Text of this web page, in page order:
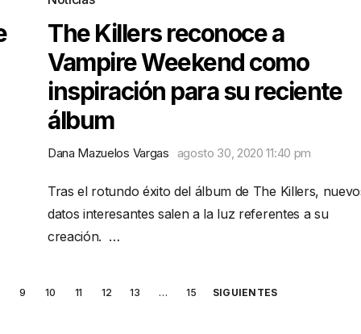
The Killers reconoce a
Vampire Weekend como
inspiración para su reciente
álbum
Dana Mazuelos Vargas agosto 30, 2020 11:40 pm
Tras el rotundo éxito del álbum de The Killers,
datos interesantes salen a la luz referentes a su
creación. …
9 10 11 12 13 … 15 SIGUIENTES